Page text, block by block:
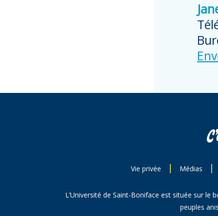
Vie privée Médias
L’Université de Saint-Boniface est située sur le
peuples